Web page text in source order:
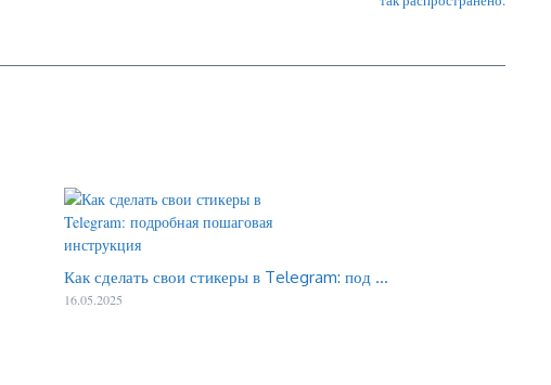
Как сделать свои стикеры в Telegram: под ...
16.05.2025